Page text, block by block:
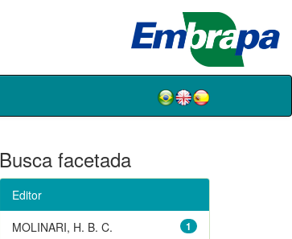
Busca facetada
Editor
1
MOLINARI, H. B. C.